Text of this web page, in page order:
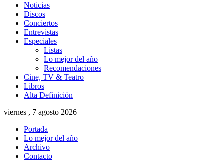
Noticias
Discos
Conciertos
Entrevistas
Especiales
Listas
Lo mejor del año
Recomendaciones
Cine, TV & Teatro
Libros
Alta Definición
viernes , 7 agosto 2026
Portada
Lo mejor del año
Archivo
Contacto